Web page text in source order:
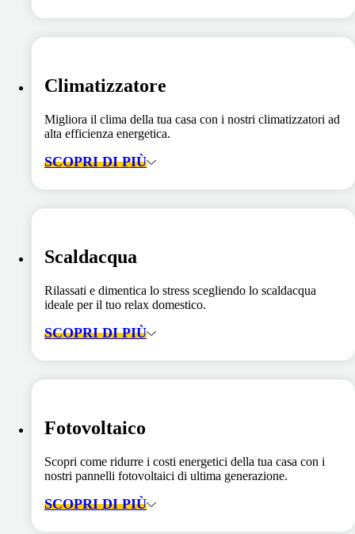
Climatizzatore
Migliora il clima della tua casa con i nostri climatizzatori ad
alta efficienza energetica.
SCOPRI DI PIÙ
Scaldacqua
Rilassati e dimentica lo stress scegliendo lo scaldacqua
ideale per il tuo relax domestico.
SCOPRI DI PIÙ
Fotovoltaico
Scopri come ridurre i costi energetici della tua casa con i
nostri pannelli fotovoltaici di ultima generazione.
SCOPRI DI PIÙ